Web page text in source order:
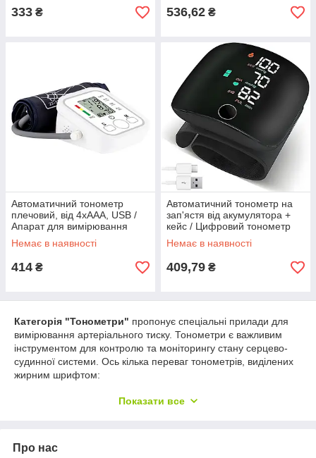
333 ₴ 536,62 ₴
Автоматичний тонометр
плечовий, від 4хААА, USB /
Апарат для вимірювання
тиску / Вимірювач тиску
Немає в наявності
414 ₴
Автоматичний тонометр на
зап'ястя від акумулятора +
кейс / Цифровий тонометр
для вимірювання тиску
Немає в наявності
409,79 ₴
Категорія "Тонометри" пропонує спеціальні прилади для
вимірювання артеріального тиску. Тонометри є важливим
інструментом для контролю та моніторингу стану серцево-
судинної системи. Ось кілька переваг тонометрів, виділених
жирним шрифтом:
при вимірюванні артеріального тиску.
точніше оцінити стан здоров'я.
Показати все
Про нас